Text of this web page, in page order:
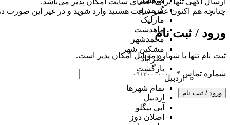
چنانچه هم‌ اکنون عضو سایت هستید وارد شوید و در غیر این صورت
ورود / ثبت نام
ثبت نام تنها با شماره موبایل امکان پذیر است.
شماره تماس *
ورود / ثبت نام
گرمدره
مارلیک
ماهدشت
محمدشهر
مشکین شهر
نظرآباد
بازگشت
اردبیل
تمام شهر‌ها
اردبیل
آبی بیگلو
اصلان دوز